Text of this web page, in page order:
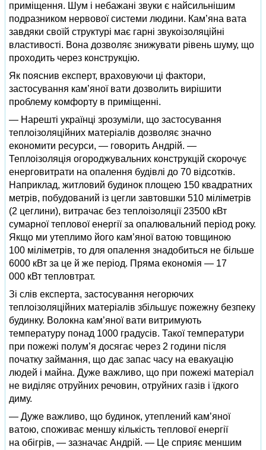
приміщення. Шум і небажані звуки є найсильнішим
подразником нервової системи людини. Кам’яна вата
завдяки своїй структурі має гарні звукоізоляційні
властивості. Вона дозволяє знижувати рівень шуму, що
проходить через конструкцію.
Як пояснив експерт, враховуючи ці фактори,
застосування кам’яної вати дозволить вирішити
проблему комфорту в приміщенні.
— Нарешті українці зрозуміли, що застосування
теплоізоляційних матеріалів дозволяє значно
економити ресурси, — говорить Андрій. —
Теплоізоляція огороджувальних конструкцій скорочує
енерговитрати на опалення будівлі до 70 відсотків.
Наприклад, житловий будинок площею 150 квадратних
метрів, побудований із цегли завтовшки 510 міліметрів
(2 цеглини), витрачає без теплоізоляції 23500 кВт
сумарної теплової енергії за опалювальний період року.
Якщо ми утеплимо його кам’яної ватою товщиною
100 міліметрів, то для опалення знадобиться не більше
6000 кВт за це й же період. Пряма економія — 17
000 кВт тепловтрат.
Зі слів експерта, застосування негорючих
теплоізоляційних матеріалів збільшує пожежну безпеку
будинку. Волокна кам’яної вати витримують
температуру понад 1000 градусів. Такої температури
при пожежі полум’я досягає через 2 години після
початку займання, що дає запас часу на евакуацію
людей і майна. Дуже важливо, що при пожежі матеріал
не виділяє отруйних речовин, отруйних газів і їдкого
диму.
— Дуже важливо, що будинок, утеплений кам’яної
ватою, споживає меншу кількість теплової енергії
на обігрів, — зазначає Андрій. — Це сприяє меншим